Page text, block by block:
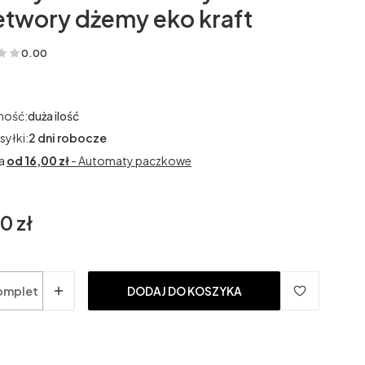
dżemy eko kraft
0.00
(Oceny: 0 Recenzje: 0)
duża ilość
2 dni robocze
od 16,00 zł- Automaty paczkowe
zł
DODAJ DO KOSZYKA